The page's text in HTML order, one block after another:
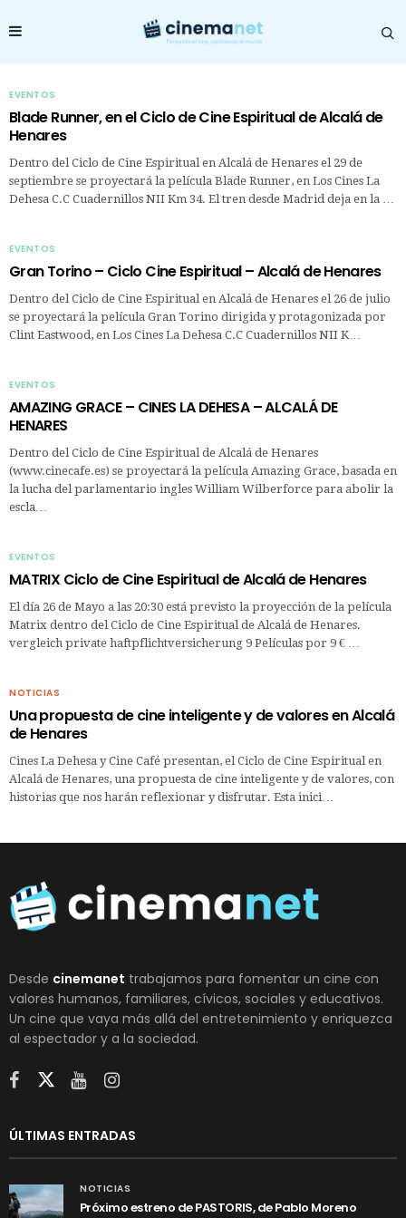
EVENTOS
Blade Runner, en el Ciclo de Cine Espiritual de Alcalá de
Henares
Dentro del Ciclo de Cine Espiritual en Alcalá de Henares el 29 de
septiembre se proyectará la película Blade Runner, en Los Cines La
Dehesa C.C Cuadernillos NII Km 34. El tren desde Madrid deja en la …
EVENTOS
Gran Torino – Ciclo Cine Espiritual – Alcalá de Henares
Dentro del Ciclo de Cine Espiritual en Alcalá de Henares el 26 de julio
se proyectará la película Gran Torino dirigida y protagonizada por
Clint Eastwood, en Los Cines La Dehesa C.C Cuadernillos NII K…
EVENTOS
AMAZING GRACE – CINES LA DEHESA – ALCALÁ DE
HENARES
Dentro del Ciclo de Cine Espiritual de Alcalá de Henares
(www.cinecafe.es) se proyectará la película Amazing Grace, basada en
la lucha del parlamentario ingles William Wilberforce para abolir la
escla…
EVENTOS
MATRIX Ciclo de Cine Espiritual de Alcalá de Henares
El día 26 de Mayo a las 20:30 está previsto la proyección de la película
Matrix dentro del Ciclo de Cine Espiritual de Alcalá de Henares.
vergleich private haftpflichtversicherung 9 Películas por 9 € …
NOTICIAS
Una propuesta de cine inteligente y de valores en Alcalá
de Henares
Cines La Dehesa y Cine Café presentan, el Ciclo de Cine Espiritual en
Alcalá de Henares, una propuesta de cine inteligente y de valores, con
historias que nos harán reflexionar y disfrutar. Esta inici…
Desde cinemanet trabajamos para fomentar un cine con
valores humanos, familiares, cívicos, sociales y educativos.
Un cine que vaya más allá del entretenimiento y enriquezca
al espectador y a la sociedad.
ÚLTIMAS ENTRADAS
NOTICIAS
Próximo estreno de PASTORIS, de Pablo Moreno